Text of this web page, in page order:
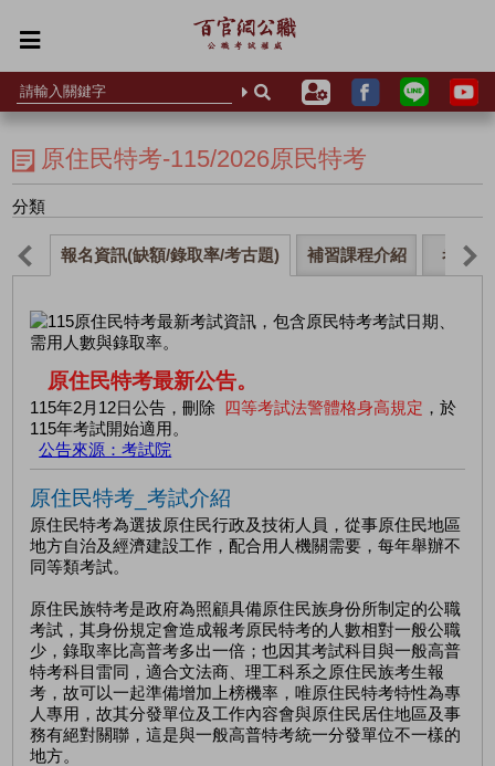
原住民特考-115/2026原民特考
分類
報名資訊(缺額/錄取率/考古題) 補習課程介紹 考試科
原住民特考最新公告。
115年2月12日公告，刪除 四等考試法警體格身高規定 ，於
115年考試開始適用。
公告來源：考試院
原住民特考_考試介紹
原住民特考為選拔原住民行政及技術人員，從事原住民地區
地方自治及經濟建設工作，配合用人機關需要，每年舉辦不
同等類考試。
原住民族特考是政府為照顧具備原住民族身份所制定的公職
考試，其身份規定會造成報考原民特考的人數相對一般公職
少，錄取率比高普考多出一倍；也因其考試科目與一般高普
特考科目雷同，適合文法商、理工科系之原住民族考生報
考，故可以一起準備增加上榜機率，唯原住民特考特性為專
人專用，故其分發單位及工作內容會與原住民居住地區及事
務有絕對關聯，這是與一般高普特考統一分發單位不一樣的
地方。